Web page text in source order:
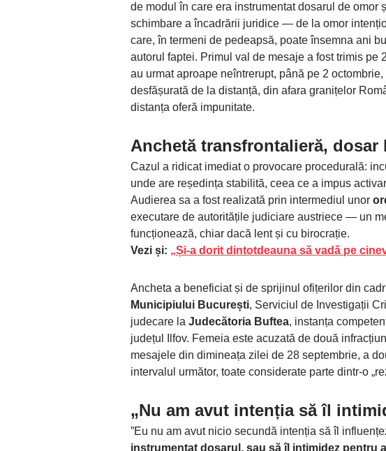
de modul în care era instrumentat dosarul de omor
schimbare a încadrării juridice — de la omor
care, în termeni de pedeapsă, poate însemna ani
autorul faptei. Primul val de mesaje a fost trimis pe
au urmat aproape neîntrerupt, până pe 2
desfășurată de la distanță, din afara granițelor
distanța oferă impunitate.
Anchetă transfrontalieră, dosar
Cazul a ridicat imediat o provocare procedurală:
unde are reședința stabilită, ceea ce a impus
Audierea sa a fost realizată prin intermediul unor
executare de autoritățile judiciare austriece — un
funcționează, chiar dacă lent și cu birocrație.
Vezi și: „Și-a dorit dintotdeauna să vadă pe
Ancheta a beneficiat și de sprijinul ofițerilor din
Municipiului București, Serviciul de Investigații
judecare la Judecătoria Buftea, instanța
județul Ilfov. Femeia este acuzată de două
mesajele din dimineața zilei de 28 septembrie, a
intervalul următor, toate considerate parte dintr-o
„Nu am avut intenția să îl
”Eu nu am avut nicio secundă intenția să îl
instrumentat dosarul, sau să îl intimidez pentru